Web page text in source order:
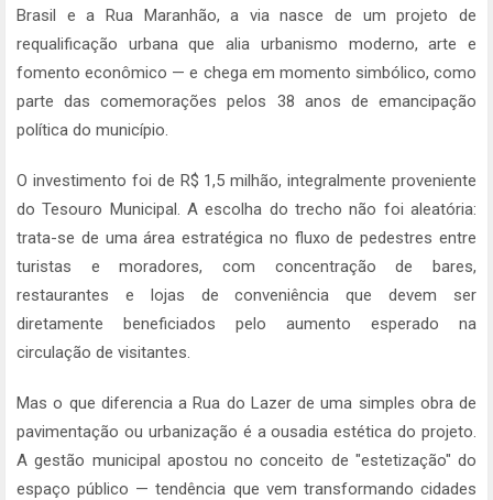
Brasil e a Rua Maranhão, a via nasce de um projeto de
requalificação urbana que alia urbanismo moderno, arte e
fomento econômico — e chega em momento simbólico, como
parte das comemorações pelos 38 anos de emancipação
política do município.
O investimento foi de R$ 1,5 milhão, integralmente proveniente
do Tesouro Municipal. A escolha do trecho não foi aleatória:
trata-se de uma área estratégica no fluxo de pedestres entre
turistas e moradores, com concentração de bares,
restaurantes e lojas de conveniência que devem ser
diretamente beneficiados pelo aumento esperado na
circulação de visitantes.
Mas o que diferencia a Rua do Lazer de uma simples obra de
pavimentação ou urbanização é a ousadia estética do projeto.
A gestão municipal apostou no conceito de "estetização" do
espaço público — tendência que vem transformando cidades